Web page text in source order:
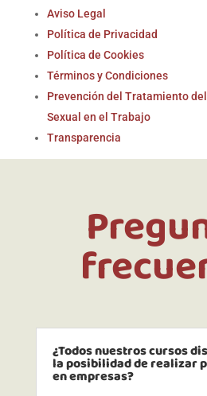
Aviso Legal
Política de Privacidad
Política de Cookies
Términos y Condiciones
Prevención del Tratamiento
Sexual en el Trabajo
Transparencia
¿Todos nuestros cursos
la posibilidad de realizar
en empresas?